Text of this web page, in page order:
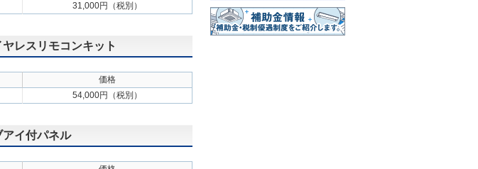
31,000円（税別）
レスリモコンキット
価格
54,000円（税別）
イ付パネル